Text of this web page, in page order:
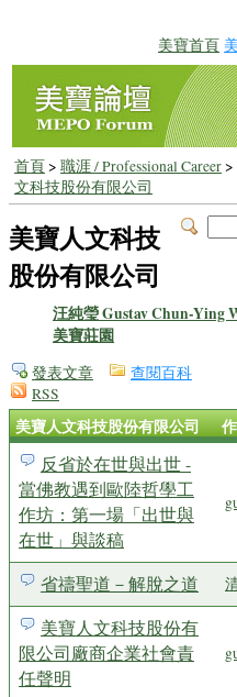
美寶首頁
首頁> 職涯 / Professional Career>
文科技股份有限公司
美寶人文科技
股份有限公司
汪純瑩 Gustav Chun-Ying
美寶莊園
發表文章
查閱百科
RSS
美寶人文科技股份有限公司
反省於在世與出世 -
當佛教遇到歐陸哲學工
作坊：第一場「出世與
在世」與談稿
省禱聖道－解脫之道
美寶人文科技股份有
限公司廠商企業社會責
任聲明